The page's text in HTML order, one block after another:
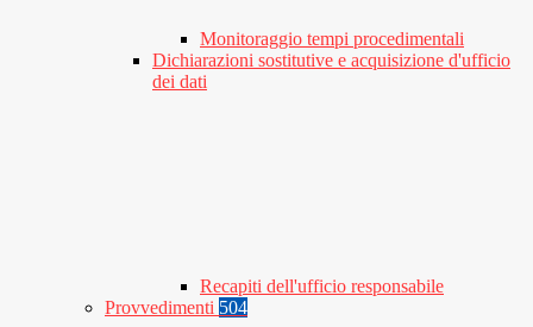
Monitoraggio tempi procedimentali
Dichiarazioni sostitutive e acquisizione d'ufficio
dei dati
Recapiti dell'ufficio responsabile
Provvedimenti 504